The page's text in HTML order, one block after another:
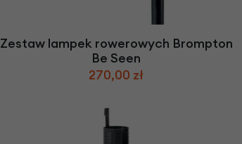
Zestaw lampek rowerowych Brompton
Be Seen
270,00 zł